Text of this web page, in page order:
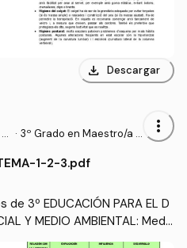
download Descargar
· 3º Grado en Maestro/a d
more_vert
1-2-3.pdf
3º EDUCACIÓN PARA EL D
Y MEDIO AMBIENTAL: Media